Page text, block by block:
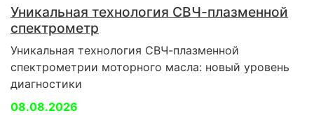
Уникальная технология СВЧ-плазменной
спектрометр
Уникальная технология СВЧ-плазменной
спектрометрии моторного масла: новый уровень
диагностики
08.08.2026